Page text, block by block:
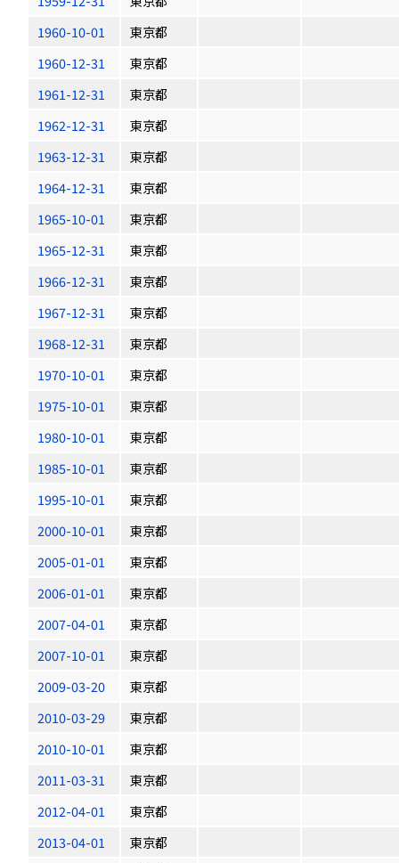
1960-10-01
東京都
1960-12-31
東京都
1961-12-31
東京都
1962-12-31
東京都
1963-12-31
東京都
1964-12-31
東京都
1965-10-01
東京都
1965-12-31
東京都
1966-12-31
東京都
1967-12-31
東京都
1968-12-31
東京都
1970-10-01
東京都
1975-10-01
東京都
1980-10-01
東京都
1985-10-01
東京都
1995-10-01
東京都
2000-10-01
東京都
2005-01-01
東京都
2006-01-01
東京都
2007-04-01
東京都
2007-10-01
東京都
2009-03-20
東京都
2010-03-29
東京都
2010-10-01
東京都
2011-03-31
東京都
2012-04-01
東京都
2013-04-01
東京都